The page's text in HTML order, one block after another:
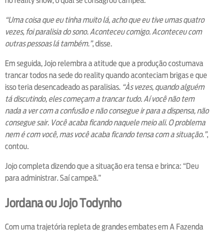
“Uma coisa que eu tinha muito lá, acho que eu tive umas quatro
vezes, foi paralisia do sono. Aconteceu comigo. Aconteceu com
outras pessoas lá também.”, disse.
Em seguida, Jojo relembra a atitude que a produção costumava
trancar todos na sede do reality quando aconteciam brigas e que
isso teria desencadeado as paralisias. “Às vezes, quando alguém
tá discutindo, eles começam a trancar tudo. Aí você não tem
nada a ver com a confusão e não consegue ir para a dispensa, não
consegue sair. Você acaba ficando naquele meio ali. O problema
nem é com você, mas você acaba ficando tensa com a situação.”,
contou.
Jojo completa dizendo que a situação era tensa e brinca: “Deu
para administrar. Saí campeã.”
Jordana ou Jojo Todynho
Com uma trajetória repleta de grandes embates em A Fazenda